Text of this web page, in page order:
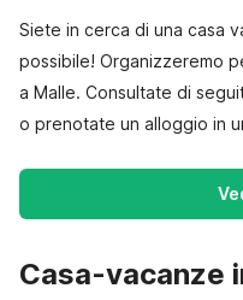
Siete in cerca di una casa
possibile! Organizzeremo
a Malle. Consultate di
o prenotate un alloggio in
Casa-vacanze